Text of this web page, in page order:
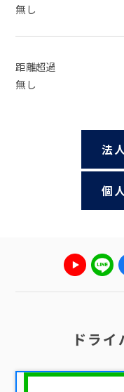
無し
距離超過
無し
法
個
ドラ